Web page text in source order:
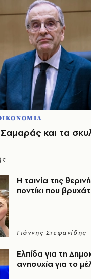
και τα
Η ταινία της
ποντίκι που
Γιάννης Στεφανίδης
Ελπίδα για τη
ανησυχία για το